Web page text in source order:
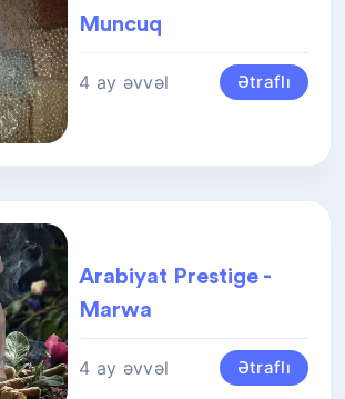
Muncuq
4 ay əvvəl Ətraflı
Arabiyat Prestige -
Marwa
4 ay əvvəl Ətraflı